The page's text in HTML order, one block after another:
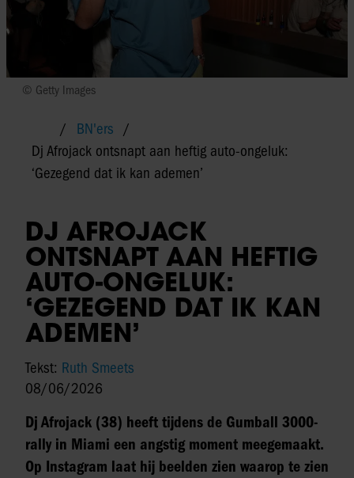
© Getty Images
BN'ers
Dj Afrojack ontsnapt aan heftig auto-ongeluk:
‘Gezegend dat ik kan ademen’
DJ AFROJACK
ONTSNAPT AAN HEFTIG
AUTO-ONGELUK:
‘GEZEGEND DAT IK KAN
ADEMEN’
Tekst: Ruth Smeets
08/06/2026
Dj Afrojack (38) heeft tijdens de Gumball 3000-
rally in Miami een angstig moment meegemaakt.
Op Instagram laat hij beelden zien waarop te zien